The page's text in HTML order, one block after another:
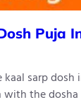
Puja
kaal sarp
the